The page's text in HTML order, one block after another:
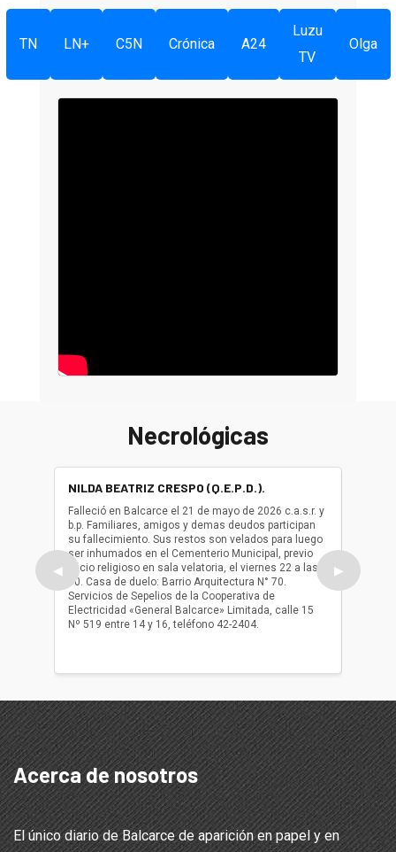
TN LN+ C5N Crónica A24
Luzu
TV
Olga
Necrológicas
◀
NILDA BEATRIZ CRESPO (Q.E.P.D.).
Falleció en Balcarce el 21 de mayo de 2026 c.a.s.r. y
b.p. Familiares, amigos y demas deudos participan
su fallecimiento. Sus restos son velados para luego
ser inhumados en el Cementerio Municipal, previo
oficio religioso en sala velatoria, el viernes 22 a las
10. Casa de duelo: Barrio Arquitectura N° 70.
Servicios de Sepelios de la Cooperativa de
Electricidad «General Balcarce» Limitada, calle 15
Nº 519 entre 14 y 16, teléfono 42-2404.
ser
oficio
▶
Acerca de nosotros
El único diario de Balcarce de aparición en papel y en